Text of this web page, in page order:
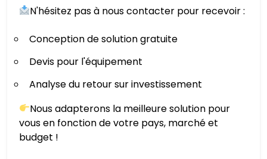
N'hésitez pas à nous contacter pour recevoir :
Conception de solution gratuite
Devis pour l'équipement
Analyse du retour sur investissement
Nous adapterons la meilleure solution pour
vous en fonction de votre pays, marché et
budget !